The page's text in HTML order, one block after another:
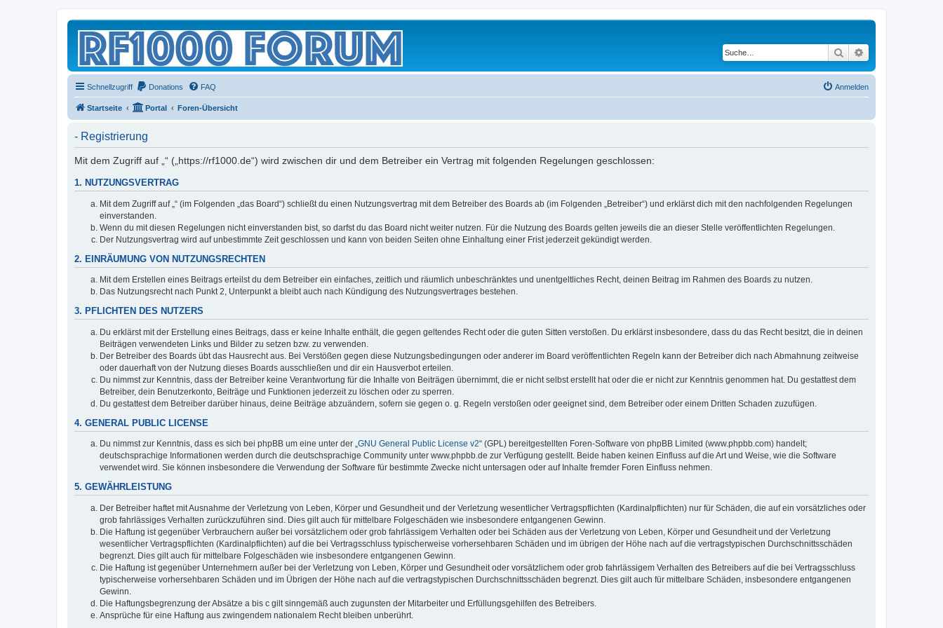
Suche
Schnellzugriff Donations FAQ Anmelden
Startseite Portal Foren-Übersicht
- Registrierung
Mit dem Zugriff auf „“ („https://rf1000.de“) wird zwischen dir und dem Betreiber ein Vertrag mit folgenden Regelungen geschlossen:
1. NUTZUNGSVERTRAG
Mit dem Zugriff auf „“ (im Folgenden „das Board“) schließt du einen Nutzungsvertrag mit dem Betreiber des Boards ab (im Folgenden „Betreiber“) und erklärst dich mit den nachfolgenden Regelungen
einverstanden.
Wenn du mit diesen Regelungen nicht einverstanden bist, so darfst du das Board nicht weiter nutzen. Für die Nutzung des Boards gelten jeweils die an dieser Stelle veröffentlichten Regelungen.
Der Nutzungsvertrag wird auf unbestimmte Zeit geschlossen und kann von beiden Seiten ohne Einhaltung einer Frist jederzeit gekündigt werden.
2. EINRÄUMUNG VON NUTZUNGSRECHTEN
Mit dem Erstellen eines Beitrags erteilst du dem Betreiber ein einfaches, zeitlich und räumlich unbeschränktes und unentgeltliches Recht, deinen Beitrag im Rahmen des Boards zu nutzen.
Das Nutzungsrecht nach Punkt 2, Unterpunkt a bleibt auch nach Kündigung des Nutzungsvertrages bestehen.
3. PFLICHTEN DES NUTZERS
Du erklärst mit der Erstellung eines Beitrags, dass er keine Inhalte enthält, die gegen geltendes Recht oder die guten Sitten verstoßen. Du erklärst insbesondere, dass du das Recht besitzt, die in deinen
Beiträgen verwendeten Links und Bilder zu setzen bzw. zu verwenden.
Der Betreiber des Boards übt das Hausrecht aus. Bei Verstößen gegen diese Nutzungsbedingungen oder anderer im Board veröffentlichten Regeln kann der Betreiber dich nach Abmahnung zeitweise
oder dauerhaft von der Nutzung dieses Boards ausschließen und dir ein Hausverbot erteilen.
Du nimmst zur Kenntnis, dass der Betreiber keine Verantwortung für die Inhalte von Beiträgen übernimmt, die er nicht selbst erstellt hat oder die er nicht zur Kenntnis genommen hat. Du gestattest dem
Betreiber, dein Benutzerkonto, Beiträge und Funktionen jederzeit zu löschen oder zu sperren.
Du gestattest dem Betreiber darüber hinaus, deine Beiträge abzuändern, sofern sie gegen o. g. Regeln verstoßen oder geeignet sind, dem Betreiber oder einem Dritten Schaden zuzufügen.
4. GENERAL PUBLIC LICENSE
Du nimmst zur Kenntnis, dass es sich bei phpBB um eine unter der „GNU General Public License v2“ (GPL) bereitgestellten Foren-Software von phpBB Limited (www.phpbb.com) handelt;
deutschsprachige Informationen werden durch die deutschsprachige Community unter www.phpbb.de zur Verfügung gestellt. Beide haben keinen Einfluss auf die Art und Weise, wie die Software
verwendet wird. Sie können insbesondere die Verwendung der Software für bestimmte Zwecke nicht untersagen oder auf Inhalte fremder Foren Einfluss nehmen.
5. GEWÄHRLEISTUNG
Der Betreiber haftet mit Ausnahme der Verletzung von Leben, Körper und Gesundheit und der Verletzung wesentlicher Vertragspflichten (Kardinalpflichten) nur für Schäden, die auf ein vorsätzliches oder
grob fahrlässiges Verhalten zurückzuführen sind. Dies gilt auch für mittelbare Folgeschäden wie insbesondere entgangenen Gewinn.
Die Haftung ist gegenüber Verbrauchern außer bei vorsätzlichem oder grob fahrlässigem Verhalten oder bei Schäden aus der Verletzung von Leben, Körper und Gesundheit und der Verletzung
wesentlicher Vertragspflichten (Kardinalpflichten) auf die bei Vertragsschluss typischerweise vorhersehbaren Schäden und im übrigen der Höhe nach auf die vertragstypischen Durchschnittsschäden
begrenzt. Dies gilt auch für mittelbare Folgeschäden wie insbesondere entgangenen Gewinn.
Die Haftung ist gegenüber Unternehmern außer bei der Verletzung von Leben, Körper und Gesundheit oder vorsätzlichem oder grob fahrlässigem Verhalten des Betreibers auf die bei Vertragsschluss
typischerweise vorhersehbaren Schäden und im Übrigen der Höhe nach auf die vertragstypischen Durchschnittsschäden begrenzt. Dies gilt auch für mittelbare Schäden, insbesondere entgangenen
Gewinn.
Die Haftungsbegrenzung der Absätze a bis c gilt sinngemäß auch zugunsten der Mitarbeiter und Erfüllungsgehilfen des Betreibers.
Ansprüche für eine Haftung aus zwingendem nationalem Recht bleiben unberührt.